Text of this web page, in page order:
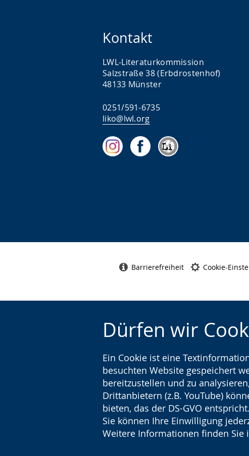
Dürfen wir
Ein Cookie ist eine
besuchten Website gespeichert
bereitzustellen und zu
Drittanbietern (z.B. YouTube)
bieten, das der DS-GVO entspricht.
Sie können Ihre Einwilligung
Weitere Informationen finden Sie
Kontakt
LWL-Literaturkommission
Salzstraße 38 (Erbdrostenhof)
48133 Münster
0251/591-6735
liko@lwl.org
Barrierefreiheit Cookie-